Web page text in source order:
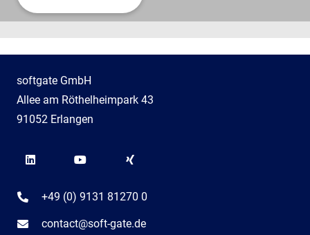
softgate GmbH
Allee am Röthelheimpark 43
91052 Erlangen
+49 (0) 9131 81270 0
contact@soft-gate.de